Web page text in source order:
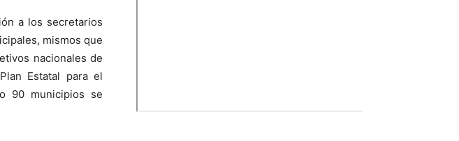
a los secretarios
mismos que
nacionales de
Estatal para el
90 municipios se